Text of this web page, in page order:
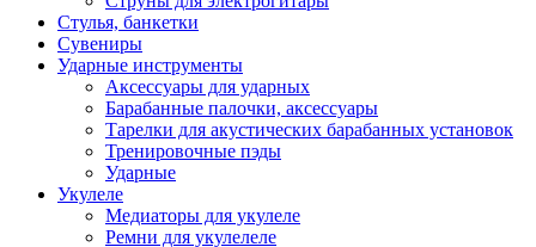
Стулья, банкетки
Сувениры
Ударные инструменты
Аксессуары для ударных
Барабанные палочки, аксессуары
Тарелки для акустических барабанных установок
Тренировочные пэды
Ударные
Укулеле
Медиаторы для укулеле
Ремни для укулелеле